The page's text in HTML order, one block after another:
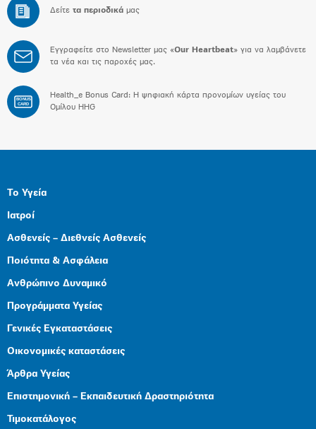
Δείτε τα περιοδικά μας
Εγγραφείτε στο Newsletter μας «Our Heartbeat» για να λαμβάνετε
τα νέα και τις παροχές μας.
BONUS
CARD
Health_e Bonus Card: H ψηφιακή κάρτα προνομίων υγείας του
Ομίλου HHG
Το Υγεία
Ιατροί
Ασθενείς – Διεθνείς Ασθενείς
Ποιότητα & Ασφάλεια
Ανθρώπινο Δυναμικό
Προγράμματα Υγείας
Γενικές Εγκαταστάσεις
Οικονομικές καταστάσεις
Άρθρα Υγείας
Επιστημονική – Εκπαιδευτική Δραστηριότητα
Τιμοκατάλογος